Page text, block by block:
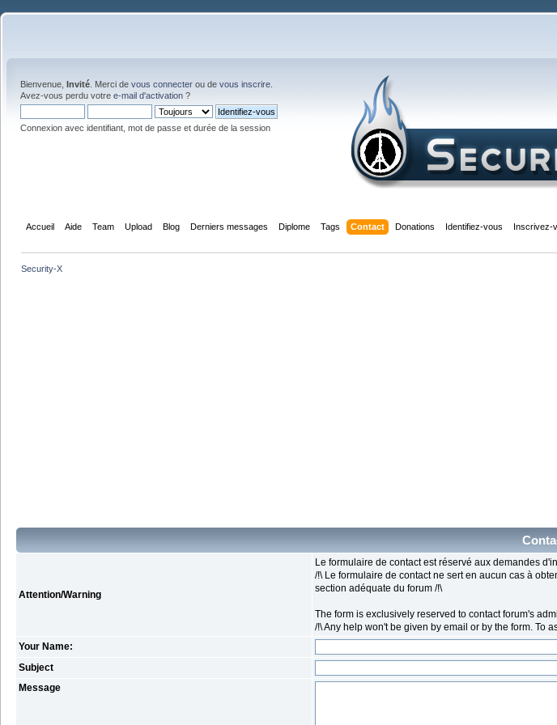
Bienvenue, Invité . Merci de vous connecter ou de vous inscrire
Avez-vous perdu votre e-mail d'activation ?
Connexion avec identifiant, mot de passe et durée de la session
Accueil Aide Team Upload Blog Derniers messages Diplome Tags Contact Donations Identifiez-vous Inscrivez-
Security-X
Attention/Warning
Le formulaire de contact est réservé aux demandes
/!\ Le formulaire de contact ne sert en aucun cas à
section adéquate du forum /!\
The form is exclusively reserved to contact forum's
/!\ Any help won't be given by email or by the form. To
Your Name:
Subject
Message